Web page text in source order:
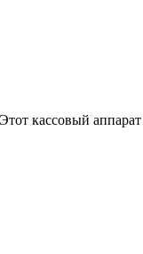
кассовый